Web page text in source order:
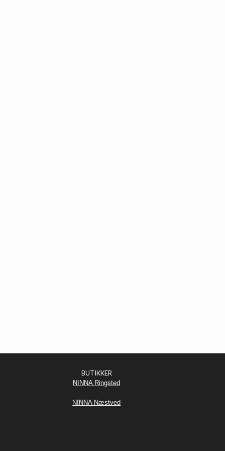
BUTIKKER
NINNA Ringsted
NINNA Næstved